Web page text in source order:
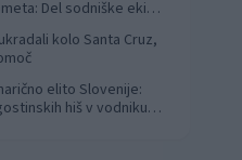
Del sodniške ekipe
kolo Santa Cruz,
elito Slovenije:
hiš v vodniku